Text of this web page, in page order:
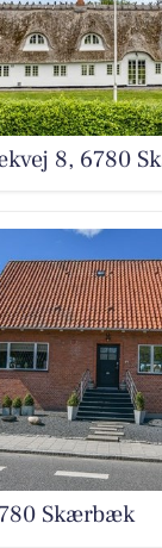
8, 6780
Skærbæk